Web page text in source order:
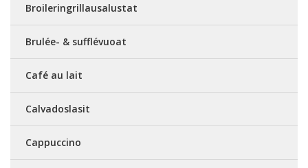
Broileringrillausalustat
Brulée- & sufflévuoat
Café au lait
Calvadoslasit
Cappuccino